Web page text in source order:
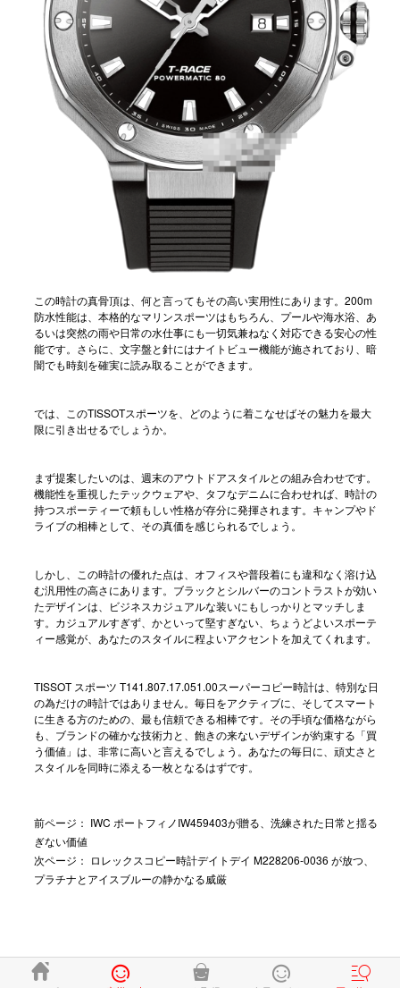
この時計の真骨頂は、何と言ってもその高い実用性にあります。200m
防水性能は、本格的なマリンスポーツはもちろん、プールや海水浴、あ
るいは突然の雨や日常の水仕事にも一切気兼ねなく対応できる安心の性
能です。さらに、文字盤と針にはナイトビュー機能が施されており、暗
闇でも時刻を確実に読み取ることができます。
では、このTISSOTスポーツを、どのように着こなせばその魅力を最大
限に引き出せるでしょうか。
まず提案したいのは、週末のアウトドアスタイルとの組み合わせです。
機能性を重視したテックウェアや、タフなデニムに合わせれば、時計の
持つスポーティーで頼もしい性格が存分に発揮されます。キャンプやド
ライブの相棒として、その真価を感じられるでしょう。
しかし、この時計の優れた点は、オフィスや普段着にも違和なく溶け込
む汎用性の高さにあります。ブラックとシルバーのコントラストが効い
たデザインは、ビジネスカジュアルな装いにもしっかりとマッチしま
す。カジュアルすぎず、かといって堅すぎない、ちょうどよいスポーテ
ィー感覚が、あなたのスタイルに程よいアクセントを加えてくれます。
TISSOT スポーツ T141.807.17.051.00スーパーコピー時計は、特別な日
の為だけの時計ではありません。毎日をアクティブに、そしてスマート
に生きる方のための、最も信頼できる相棒です。その手頃な価格ながら
も、ブランドの確かな技術力と、飽きの来ないデザインが約束する「買
う価値」は、非常に高いと言えるでしょう。あなたの毎日に、頑丈さと
スタイルを同時に添える一枚となるはずです。
前ページ： IWC ポートフィノIW459403が贈る、洗練された日常と揺る
ぎない価値
次ページ： ロレックスコピー時計デイトデイ M228206-0036 が放つ、
プラチナとアイスブルーの静かなる威厳
    